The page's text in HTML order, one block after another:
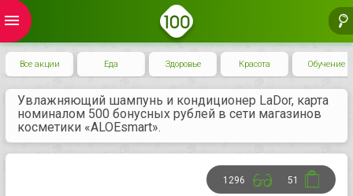
menu
Все акции Еда Здоровье Красота Обучение
Увлажняющий шампунь и кондиционер LaDor, карта
номиналом 500 бонусных рублей в сети магазинов
косметики «ALOEsmart».
1296 51